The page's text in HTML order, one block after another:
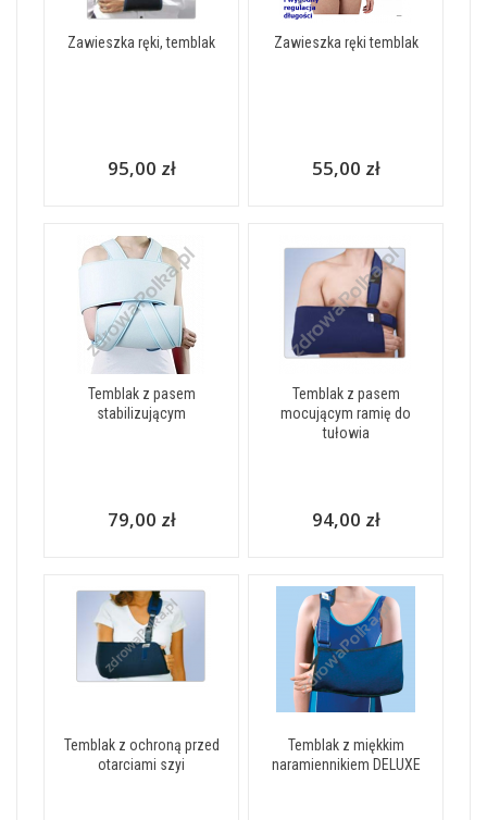
Zawieszka ręki, temblak
95,00 zł
Zawieszka ręki temblak
55,00 zł
Temblak z pasem
stabilizującym
79,00 zł
Temblak z pasem
mocującym ramię do
tułowia
94,00 zł
Temblak z ochroną przed
otarciami szyi
Temblak z miękkim
naramiennikiem DELUXE